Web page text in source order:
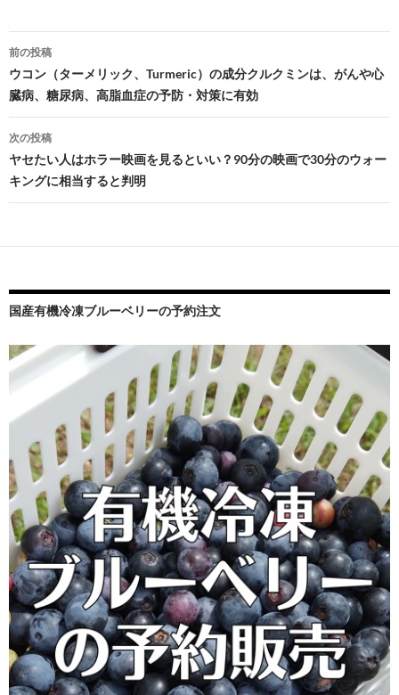
投
稿
ナ
ビ
ゲ
ー
ン
前の投稿
ウコン（ターメリック、Turmeric）の成分クルクミンは、がんや心
臓病、糖尿病、高脂血症の予防・対策に有効
次の投稿
ヤセたい人はホラー映画を見るといい？90分の映画で30分のウォー
キングに相当すると判明
国産有機冷凍ブルーベリーの予約注文